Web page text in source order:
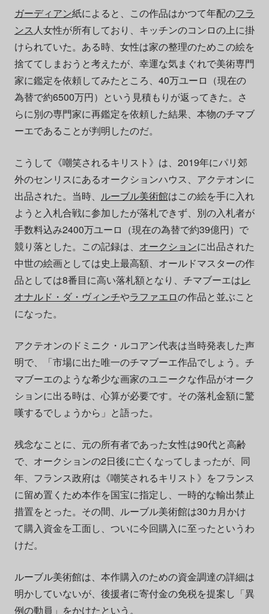
ガーディアン紙によると、この作品はかつて年配のフラ
ンス人女性が所有しており、キッチンのコンロの上に掛
けられていた。ある時、女性は家の整理のためこの絵を
捨ててしまおうと考えたが、幸運な気まぐれで美術専門
家に鑑定を依頼してみたところ、40万ユーロ（現在の
為替で約6500万円）という見積もりが返ってきた。さ
らに別の専門家に再鑑定を依頼した結果、本物のチマブ
ーエであることが判明したのだ。
こうして《嘲笑されるキリスト》は、2019年にパリ郊
外のセンリスにあるオークションハウス、アクテオンに
出品された。当時、 ルーブル美術館はこの絵を手に入れ
ようと入札合戦に参加したが落札できず、別の入札者が
手数料込み2400万ユーロ（現在の為替で約39億円）で
競り落とした。この記録は、 オークションに出品された
中世の絵画としては史上最高額、オールドマスターの作
品としては8番目に高い落札額となり、チマブーエはレ
オナルド・ダ・ヴィンチやラファエロの作品と並ぶこと
になった。
アクテオンのドミニク・ルコアン代表は当時発表した声
明で、「市場に出た唯一のチマブーエ作品でしょう。チ
マブーエのような希少な画家のユニークな作品がオーク
ションに出る時は、心算が必要です。その落札金額に驚
嘆するでしょうから」と語った。
残念なことに、元の所有者であった女性は90代と高齢
で、オークションの2日後に亡くなってしまったが、同
年、フランス政府は《嘲笑されるキリスト》をフランス
に留め置くため本作を国宝に指定し、一時的な輸出禁止
措置をとった。その間、ルーブル美術館は30カ月かけ
て購入資金を工面し、ついに今回購入に至ったというわ
けだ。
ルーブル美術館は、本作購入のための資金調達の詳細は
明かしていないが、後援者に寄付金の免税を提案し「異
例の動員」をかけたという。